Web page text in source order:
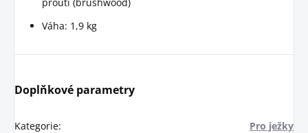
Váha: 1,9 kg
Doplňkové parametry
Kategorie: Pro ježky